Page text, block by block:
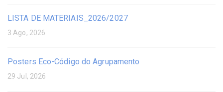
LISTA DE MATERIAIS_2026/2027
3 Ago, 2026
Posters Eco-Código do Agrupamento
29 Jul, 2026